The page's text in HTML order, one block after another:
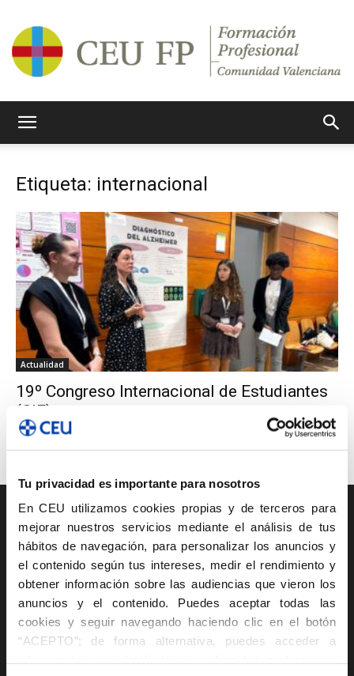
Tu privacidad es importante para nosotros
En CEU utilizamos cookies propias y de terceros para
mejorar nuestros servicios mediante el análisis de tus
hábitos de navegación, para personalizar los anuncios y
el contenido según tus intereses, medir el rendimiento y
obtener información sobre las audiencias que vieron los
anuncios y el contenido. Puedes aceptar todas las
cookies y seguir navegando haciendo clic en el botón
“ACEPTO”; de forma alternativa, puedes acceder a
CV
Etiqueta: internacional
Actualidad
19º Congreso Internacional de Estudiantes
(CIE)
rcollados - 4 mayo 2023 0
Oferta académica
Ciclos de Grado Medio
Ciclos de Grado Superior
Oferta académica